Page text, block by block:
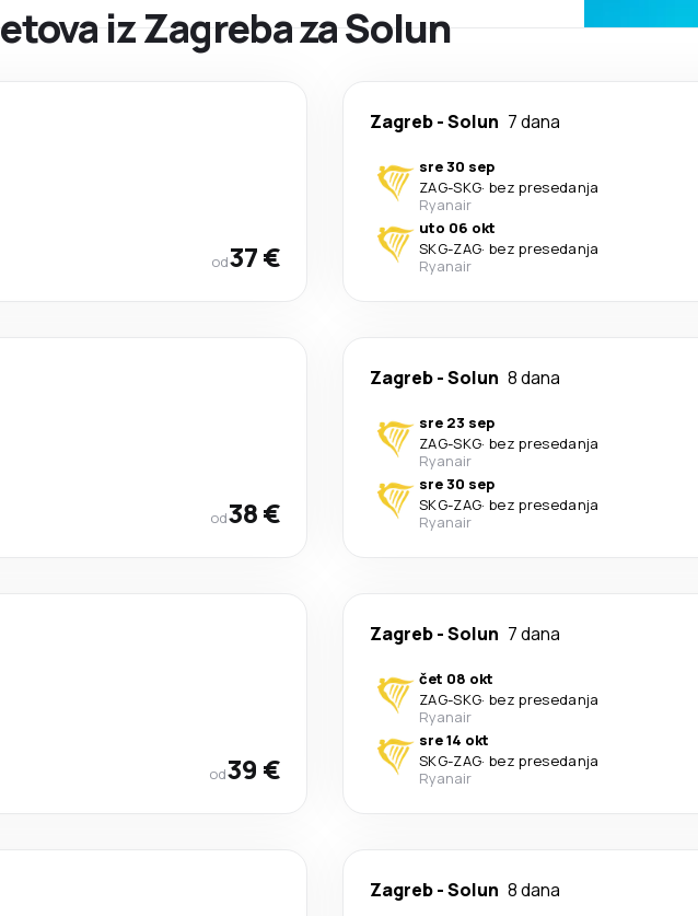
iz Zagreba za Solun
od37 €
Zagreb-Solun 7 dana
sre 30 sep
ZAG-SKG· bez presedanja
Ryanair
uto 06 okt
SKG-ZAG· bez presedanja
Ryanair
od38 €
Zagreb-Solun 8 dana
sre 23 sep
ZAG-SKG· bez presedanja
Ryanair
sre 30 sep
SKG-ZAG· bez presedanja
Ryanair
od39 €
Zagreb-Solun 7 dana
čet 08 okt
ZAG-SKG· bez presedanja
Ryanair
sre 14 okt
SKG-ZAG· bez presedanja
Ryanair
Zagreb-Solun 8 dana